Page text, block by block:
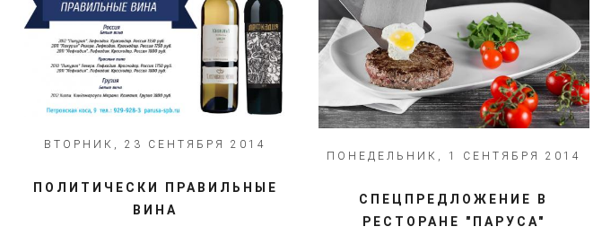
ВТОРНИК, 23 СЕНТЯБРЯ 2014
ПОЛИТИЧЕСКИ ПРАВИЛЬНЫЕ
ВИНА
ПОНЕДЕЛЬНИК, 1 СЕНТЯБРЯ 2014
СПЕЦПРЕДЛОЖЕНИЕ В
РЕСТОРАНЕ "ПАРУСА"